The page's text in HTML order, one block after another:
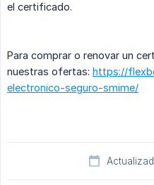
el certificado.
Para comprar o renovar un
nuestras ofertas: https://
electronico-seguro-smime/